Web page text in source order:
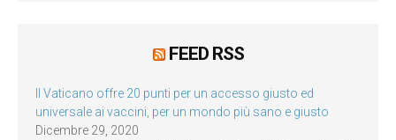
FEED RSS
Il Vaticano offre 20 punti per un accesso giusto ed
universale ai vaccini, per un mondo più sano e giusto
Dicembre 29, 2020